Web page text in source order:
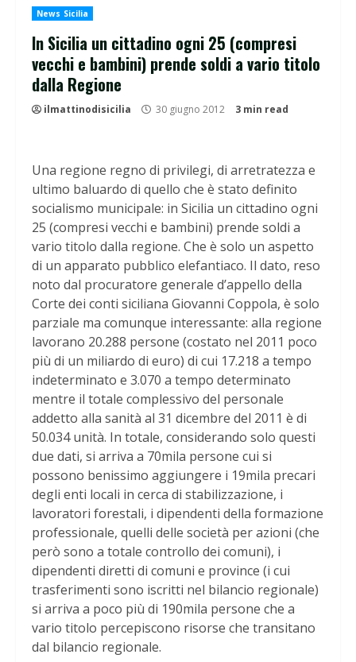
News Sicilia
In Sicilia un cittadino ogni 25 (compresi
vecchi e bambini) prende soldi a vario titolo
dalla Regione
ilmattinodisicilia 30 giugno 2012 3 min read
Una regione regno di privilegi, di arretratezza e
ultimo baluardo di quello che è stato definito
socialismo municipale: in Sicilia un cittadino ogni
25 (compresi vecchi e bambini) prende soldi a
vario titolo dalla regione. Che è solo un aspetto
di un apparato pubblico elefantiaco. Il dato, reso
noto dal procuratore generale d’appello della
Corte dei conti siciliana Giovanni Coppola, è solo
parziale ma comunque interessante: alla regione
lavorano 20.288 persone (costato nel 2011 poco
più di un miliardo di euro) di cui 17.218 a tempo
indeterminato e 3.070 a tempo determinato
mentre il totale complessivo del personale
addetto alla sanità al 31 dicembre del 2011 è di
50.034 unità. In totale, considerando solo questi
due dati, si arriva a 70mila persone cui si
possono benissimo aggiungere i 19mila precari
degli enti locali in cerca di stabilizzazione, i
lavoratori forestali, i dipendenti della formazione
professionale, quelli delle società per azioni (che
però sono a totale controllo dei comuni), i
dipendenti diretti di comuni e province (i cui
trasferimenti sono iscritti nel bilancio regionale)
si arriva a poco più di 190mila persone che a
vario titolo percepiscono risorse che transitano
dal bilancio regionale.